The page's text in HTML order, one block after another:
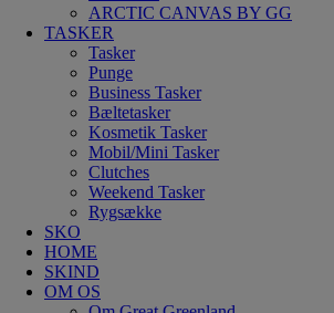
ARCTIC CANVAS BY GG
TASKER
Tasker
Punge
Business Tasker
Bæltetasker
Kosmetik Tasker
Mobil/Mini Tasker
Clutches
Weekend Tasker
Rygsække
SKO
HOME
SKIND
OM OS